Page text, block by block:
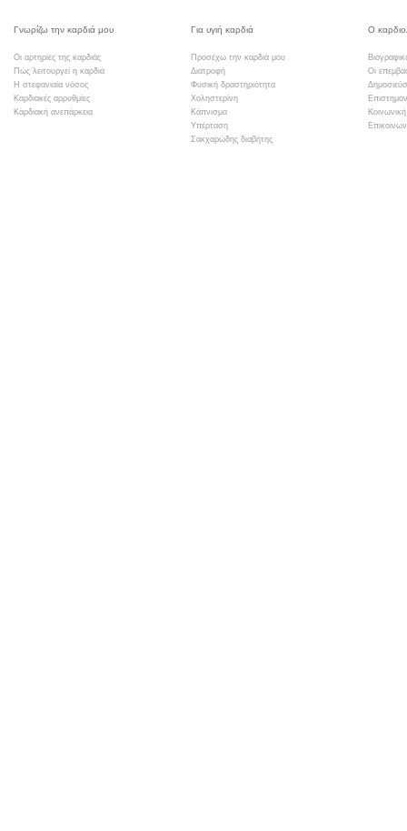
Γνωρίζω την καρδιά μου
Οι αρτηρίες της καρδιάς
Πώς λειτουργεί η καρδιά
Η στεφανιαία νόσος
Καρδιακές αρρυθμίες
Καρδιακή ανεπάρκεια
Για υγιή καρδιά
Προσέχω την καρδιά μου
Διατροφή
Φυσική δραστηριότητα
Χοληστερίνη
Κάπνισμα
Υπέρταση
Σακχαρώδης διαβήτης
Ο
Οι